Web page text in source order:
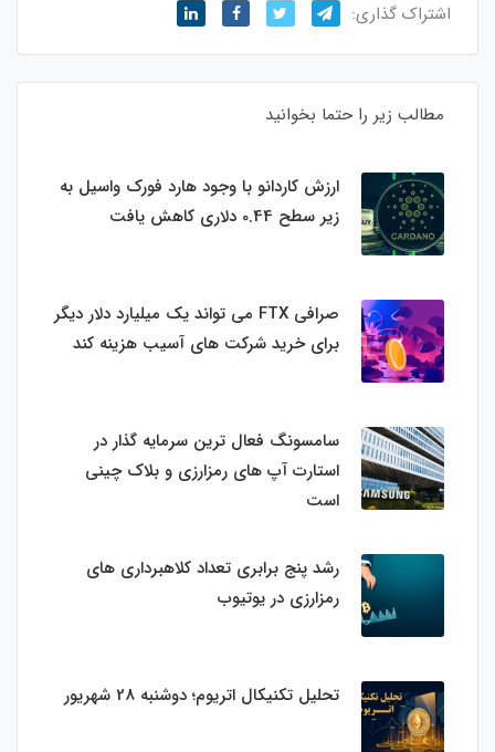
اشتراک گذاری:
مطالب زیر را حتما بخوانید
ارزش کاردانو با وجود هارد فورک واسیل به
زیر سطح 0.44 دلاری کاهش یافت
صرافی FTX می تواند یک میلیارد دلار دیگر
برای خرید شرکت های آسیب هزینه کند
سامسونگ فعال‌ ترین سرمایه‌ گذار در
استارت‌ آپ‌ های رمزارزی و بلاک چینی
است
رشد پنج برابری تعداد کلاهبرداری های
رمزارزی در یوتیوب
تحلیل تکنیکال اتریوم؛ دوشنبه 28 شهریور